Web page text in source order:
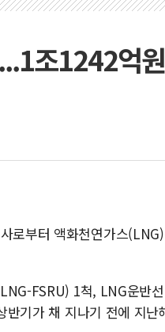
법원, 백악관 무도회장 공사
쇼크에 엔화 장중 급등…시장
] 美 7월 고용 2만3000명 감소 '
이슬람 수니파 3개국, 공동방위
, 미 DPAA와 MOU… "6·25 미
"금리 내려야"…파월 때와 달리
해남 태양광, 대한민국 다음 100
령, '6시간 마라톤 부동산 2차
, 中 겨냥 폴리실리콘 관세 15%
조1242억
로부터 액화천연가스
FSRU) 1척, LNG운반
기가 채 지나기 전에 지난